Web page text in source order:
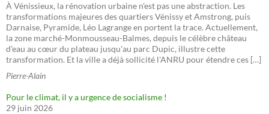
À Vénissieux, la rénovation urbaine n'est pas une abstraction. Les
transformations majeures des quartiers Vénissy et Amstrong, puis
Darnaise, Pyramide, Léo Lagrange en portent la trace. Actuellement,
la zone marché-Monmousseau-Balmes, depuis le célèbre château
d'eau au cœur du plateau jusqu'au parc Dupic, illustre cette
transformation. Et la ville a déjà sollicité l'ANRU pour étendre ces […]
Pierre-Alain
Pour le climat, il y a urgence de socialisme !
29 juin 2026